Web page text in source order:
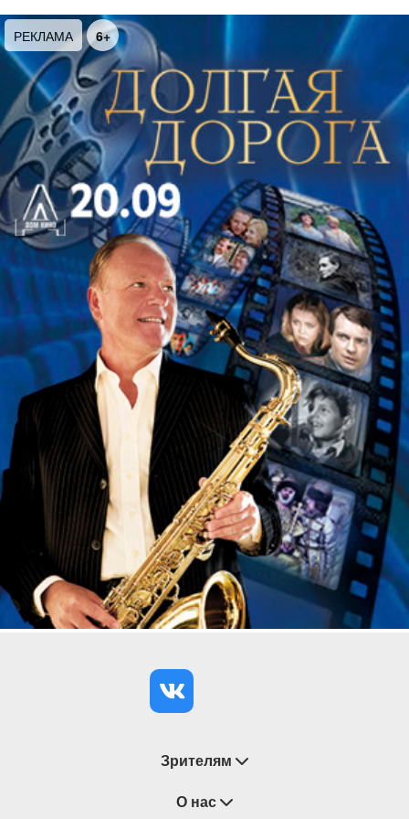
аранжированными песнями Юлия Кима. А
костюмы создавались как российскими, так и
зарубежными кутюрье.
В чудный летний день герой отправляется на
пляж, чтобы искупаться. Там он знакомится с
очаровательной молодой женщиной и не
догадывается о том, что в облике гламурной
красотки на берегу моря его ждёт Рок. Да, тот
самый, древнегреческий, слепой и беспощадный.
Роковую женщину зовут Эва, у неё есть муж и
любовник... А в этом треугольнике всегда кто-то
лишний…
Спектакль-обладатель номинации специального
приза жюри международного ежегодного
театрального фестиваля «Амурская осень».
РЕКЛАМА 6+
Зрителям
Восстановление билетов
О нас